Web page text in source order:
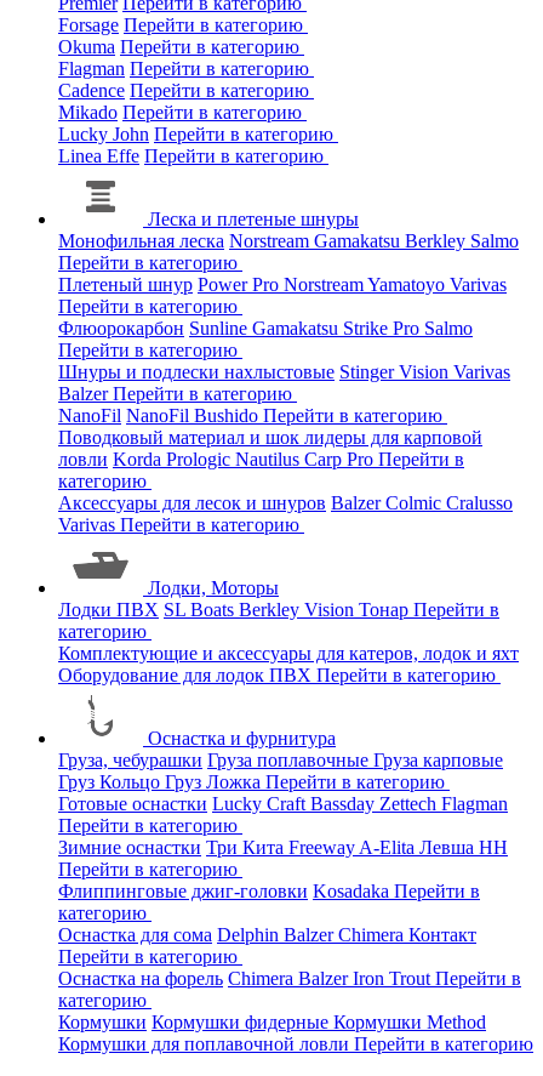
Forsage Перейти в категорию
Okuma Перейти в категорию
Flagman Перейти в категорию
Cadence Перейти в категорию
Mikado Перейти в категорию
Lucky John Перейти в категорию
Linea Effe Перейти в категорию
Леска и плетеные шнуры
Монофильная леска Norstream Gamakatsu Berkley Salmo
Перейти в категорию
Плетеный шнур Power Pro NorstreamYamatoyo Varivas
Перейти в категорию
Флюорокарбон Sunline Gamakatsu Strike Pro Salmo
Перейти в категорию
Шнуры и подлески нахлыстовые StingerVision Varivas
BalzerПерейти в категорию
NanoFil NanoFil Bushido Перейти в категорию
Поводковый материал и шок лидеры для карповой
ловли Korda Prologic Nautilus Carp Pro Перейти в
категорию
Аксессуары для лесок и шнуров BalzerColmic Cralusso
Varivas Перейти в категорию
Лодки, Моторы
Лодки ПВХ SL Boats Berkley Vision Тонар Перейти в
категорию
Комплектующие и аксессуары для катеров, лодок и яхт
Оборудование для лодок ПВХ Перейти в категорию
Оснастка и фурнитура
Груза, чебурашки Груза поплавочные Груза карповые
Груз Кольцо Груз Ложка Перейти в категорию
Готовые оснастки Lucky Craft Bassday Zettech Flagman
Перейти в категорию
Зимние оснастки Три Кита Freeway A-Elita Левша НН
Перейти в категорию
Флиппинговые джиг-головки Kosadaka Перейти в
категорию
Оснастка для сома Delphin BalzerChimera Контакт
Перейти в категорию
Оснастка на форель Chimera BalzerIron Trout Перейти в
категорию
Кормушки Кормушки фидерные Кормушки Method
Кормушки для поплавочной ловли Перейти в категорию